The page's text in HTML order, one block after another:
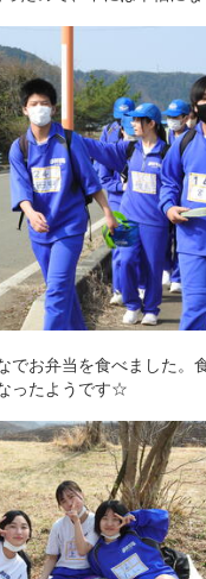
お弁当を食べました。
ったようです☆